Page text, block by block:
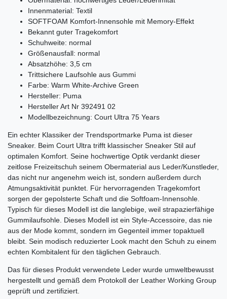
Innenmaterial: Textil
SOFTFOAM Komfort-Innensohle mit Memory-Effekt
Bekannt guter Tragekomfort
Schuhweite: normal
Größenausfall: normal
Absatzhöhe: 3,5 cm
Trittsichere Laufsohle aus Gummi
Farbe: Warm White-Archive Green
Hersteller: Puma
Hersteller Art Nr 392491 02
Modellbezeichnung: Court Ultra 75 Years
Ein echter Klassiker der Trendsportmarke Puma ist dieser
Sneaker. Beim Court Ultra trifft klassischer Sneaker Stil auf
optimalen Komfort. Seine hochwertige Optik verdankt dieser
zeitlose Freizeitschuh seinem Obermaterial aus Leder/Kunstleder,
das nicht nur angenehm weich ist, sondern außerdem durch
Atmungsaktivität punktet. Für hervorragenden Tragekomfort
sorgen der gepolsterte Schaft und die Softfoam-Innensohle.
Typisch für dieses Modell ist die langlebige, weil strapazierfähige
Gummilaufsohle. Dieses Modell ist ein Style-Accessoire, das nie
aus der Mode kommt, sondern im Gegenteil immer topaktuell
bleibt. Sein modisch reduzierter Look macht den Schuh zu einem
echten Kombitalent für den täglichen Gebrauch.
Das für dieses Produkt verwendete Leder wurde umweltbewusst
hergestellt und gemäß dem Protokoll der Leather Working Group
geprüft und zertifiziert.